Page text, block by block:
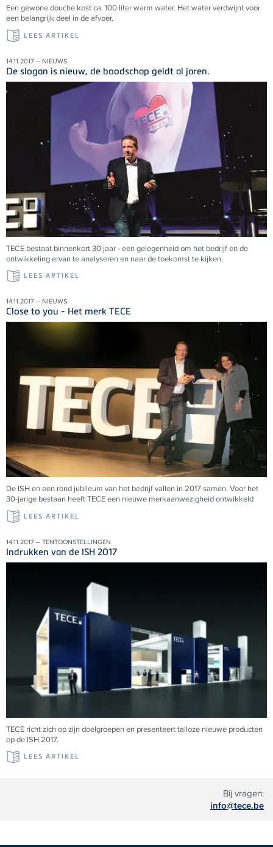
Bij vragen:
info@tece.be
Een gewone douche kost ca. 100 liter warm water. Het water verdwijnt voor
een belangrijk deel in de afvoer.
LEES ARTIKEL
14.11.2017 – NIEUWS
De slogan is nieuw, de boodschap geldt al jaren.
TECE bestaat binnenkort 30 jaar - een gelegenheid om het bedrijf en de
ontwikkeling ervan te analyseren en naar de toekomst te kijken.
LEES ARTIKEL
14.11.2017 – NIEUWS
Close to you - Het merk TECE
De ISH en een rond jubileum van het bedrijf vallen in 2017 samen. Voor het
30-jarige bestaan heeft TECE een nieuwe merkaanwezigheid ontwikkeld
LEES ARTIKEL
14.11.2017 – TENTOONSTELLINGEN
Indrukken van de ISH 2017
TECE richt zich op zijn doelgroepen en presenteert talloze nieuwe producten
op de ISH 2017.
LEES ARTIKEL